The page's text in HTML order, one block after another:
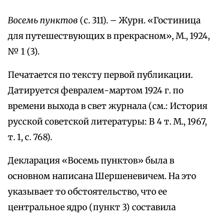
Восемь пунктов (с. 311). – Журн. «Гостиница
для путешествующих в прекрасном», М., 1924,
№ 1 (3).
Печатается по тексту первой публикации.
Датируется февралем-мартом 1924 г. по
времени выхода в свет журнала (см.: История
русской советской литературы: В 4 т. М., 1967,
т. 1, с. 768).
Декларация «Восемь пунктов» была в
основном написана Шершеневичем. На это
указывает то обстоятельство, что ее
центральное ядро (пункт 3) составила